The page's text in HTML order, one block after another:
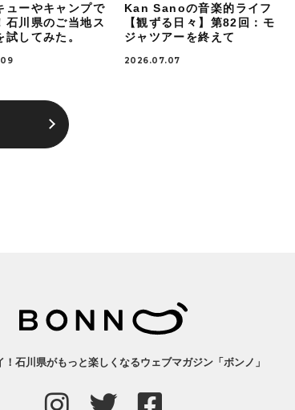
ューやキャンプで
石川県のご当地ス
試してみた。
Kan Sanoの音楽的ライフ
【観ずる日々】第82回：モ
ジャツアーを終えて
2026.07.07
！石川県がもっと楽しくなるウェブマガジン「ボンノ」